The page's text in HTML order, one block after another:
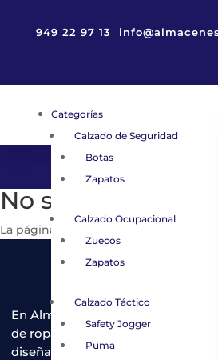
949 22 97 13
Categorías
Calzado de Seguridad
Botas
Zapatos
Calzado Ocupacional
Zuecos
Zapatos
Calzado Táctico
Safety Jogger
Puma
No se
La página solicitada no pudo
En Almacenes Gredos
de ropa y calzado de seguridad de
diseñados para protegerte en